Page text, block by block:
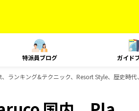
特派員ブログ ガイド
ランキング&テクニック、Resort Style、歴史時